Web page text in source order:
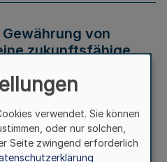
von
zukunftsfähige
verwendet. Sie können
oder nur solchen,
Seite zwingend erforderlich